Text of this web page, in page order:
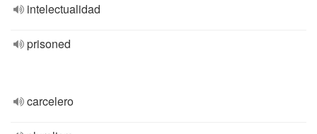
intelectualidad
prisoned
carcelero